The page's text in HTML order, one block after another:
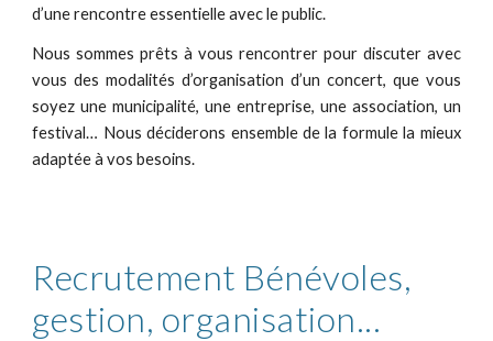
d’une rencontre essentielle avec le public.
Nous sommes prêts à vous rencontrer pour discuter avec
vous des modalités d’organisation d’un concert, que vous
soyez une municipalité, une entreprise, une association, un
festival… Nous déciderons ensemble de la formule la mieux
adaptée à vos besoins.
Recrutement Bénévoles,
gestion, organisation...